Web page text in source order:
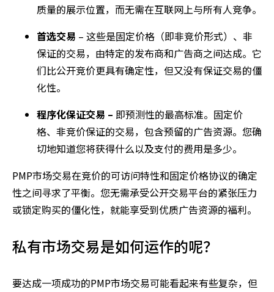
质量的展示位置，而无需在互联网上与所有人竞争。
首选交易 – 这些是固定价格（即非竞价形式）、非
保证的交易，由特定的发布商和广告商之间达成。它
们比公开竞价更具有确定性，但又没有保证交易的僵
化性。
程序化保证交易 – 即预测性的最高标准。固定价
格、非竞价保证的交易，包含预留的广告资源。您确
切地知道您将获得什么以及支付的费用是多少。
PMP市场交易在竞价的可访问特性和固定价格协议的确定
性之间寻求了平衡。您无需承受公开交易平台的紧张压力
或锁定购买的僵化性，就能享受到优质广告资源的福利。
私有市场交易是如何运作的呢？
要达成一项成功的PMP市场交易可能看起来有些复杂，但